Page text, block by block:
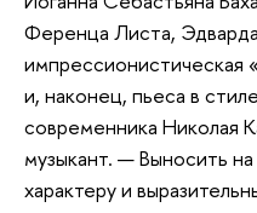
Ференца Листа,
импрессионистическая
и, наконец, пьеса в
современника Николая
музыкант. — Выносить
характеру и